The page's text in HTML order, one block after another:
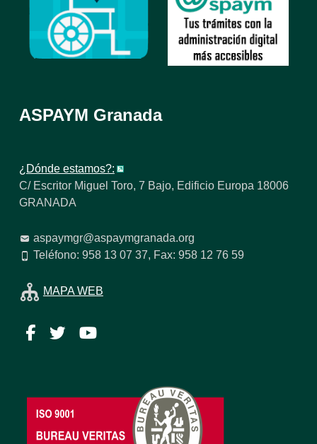
ASPAYM Granada
¿Dónde estamos?:
C/ Escritor Miguel Toro, 7 Bajo, Edificio Europa 18006
GRANADA
aspaymgr@aspaymgranada.org
Teléfono: 958 13 07 37, Fax: 958 12 76 59
MAPA WEB
Facebook
TwitterYouTube